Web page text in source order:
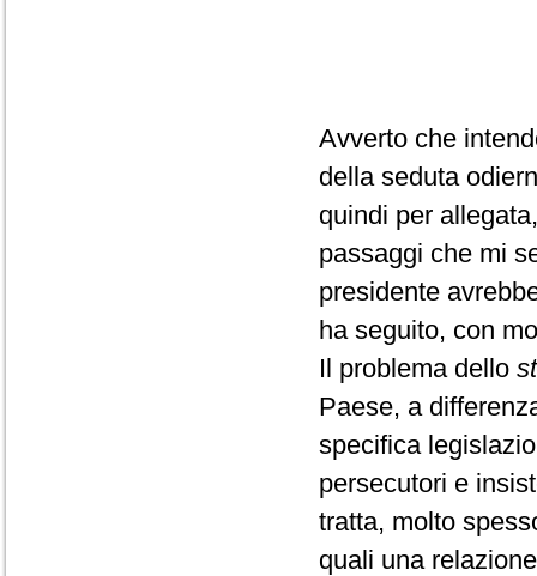
Avverto che
della seduta
quindi per
passaggi che mi
presidente
ha seguito, con
Il problema dello
Paese, a
specifica
persecutori e
tratta, molto
quali una